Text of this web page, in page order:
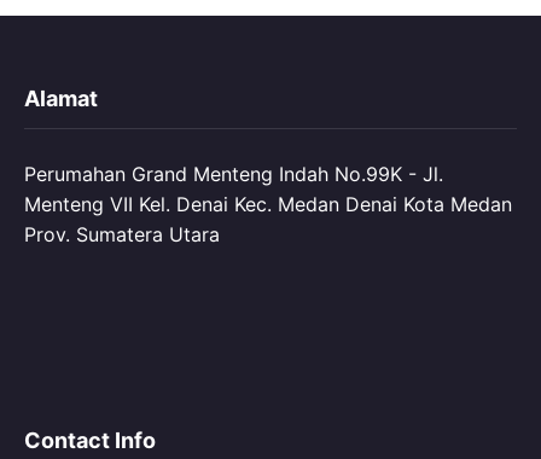
Alamat
Perumahan Grand Menteng Indah No.99K - Jl.
Menteng VII Kel. Denai Kec. Medan Denai Kota Medan
Prov. Sumatera Utara
Contact Info